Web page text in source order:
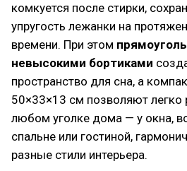
комкуется после стирки,
упругость лежанки на
времени. При этом
невысокими бортиками
пространство для сна, а
50×33×13 см позволяют легко
любом уголке дома — у окна,
спальне или гостиной,
разные стили интерьера.